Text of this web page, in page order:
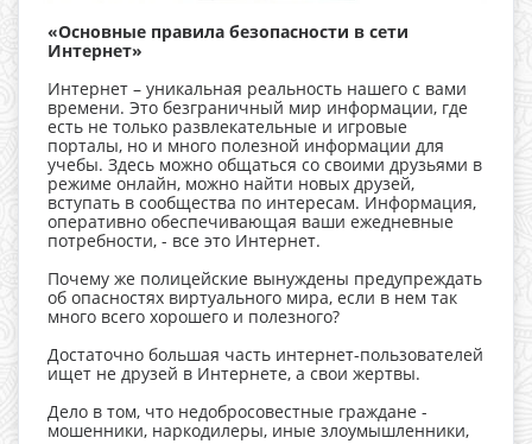
«Основные правила безопасности в сети
Интернет»
Интернет – уникальная реальность нашего с вами
времени. Это безграничный мир информации, где
есть не только развлекательные и игровые
порталы, но и много полезной информации для
учебы. Здесь можно общаться со своими друзьями в
режиме онлайн, можно найти новых друзей,
вступать в сообщества по интересам. Информация,
оперативно обеспечивающая ваши ежедневные
потребности, - все это Интернет.
Почему же полицейские вынуждены предупреждать
об опасностях виртуального мира, если в нем так
много всего хорошего и полезного?
Достаточно большая часть интернет-пользователей
ищет не друзей в Интернете, а свои жертвы.
Дело в том, что недобросовестные граждане -
мошенники, наркодилеры, иные злоумышленники,